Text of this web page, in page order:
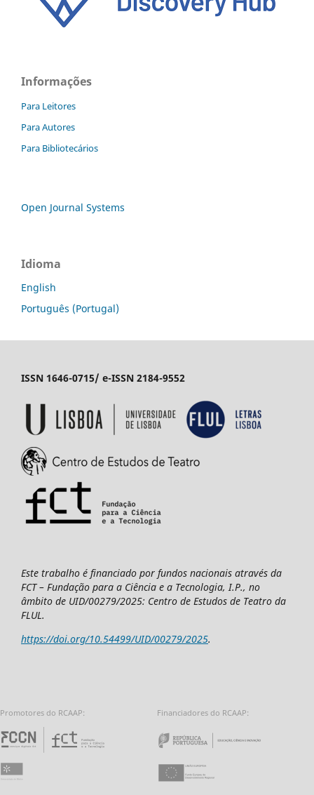
Informações
Para Leitores
Para Autores
Para Bibliotecários
Open Journal Systems
Idioma
English
Português (Portugal)
ISSN 1646-0715/ e-ISSN 2184-9552
Este trabalho é financiado por fundos nacionais através da
FCT – Fundação para a Ciência e a Tecnologia, I.P., no
âmbito de UID/00279/2025: Centro de Estudos de Teatro da
FLUL.
https://doi.org/10.54499/UID/00279/2025.
Promotores do RCAAP:
Fundação para a Ciência e a Tecnologia -
Financiadores do RCAAP: